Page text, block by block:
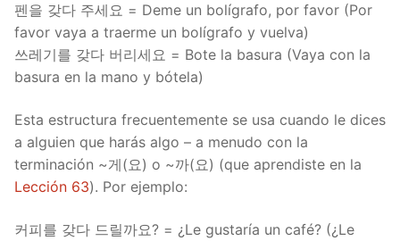
펜을 갖다 주세요 = Deme un bolígrafo, por favor (Por
favor vaya a traerme un bolígrafo y vuelva)
쓰레기를 갖다 버리세요 = Bote la basura (Vaya con la
basura en la mano y bótela)
Esta estructura frecuentemente se usa cuando le dices
a alguien que harás algo – a menudo con la
terminación ~게(요) o ~까(요) (que aprendiste en la
Lección 63). Por ejemplo:
커피를 갖다 드릴까요? = ¿Le gustaría un café? (¿Le